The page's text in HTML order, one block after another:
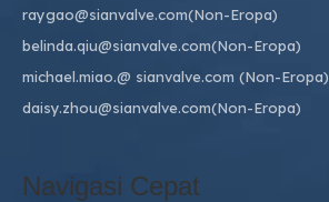
raygao@sianvalve.com(Non-Eropa)
belinda.qiu@sianvalve.com(Non-Eropa)
michael.miao.@ sianvalve.com (Non-Eropa)
daisy.zhou@sianvalve.com(Non-Eropa)
Navigasi Cepat